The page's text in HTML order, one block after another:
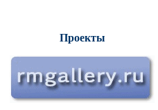
Проекты